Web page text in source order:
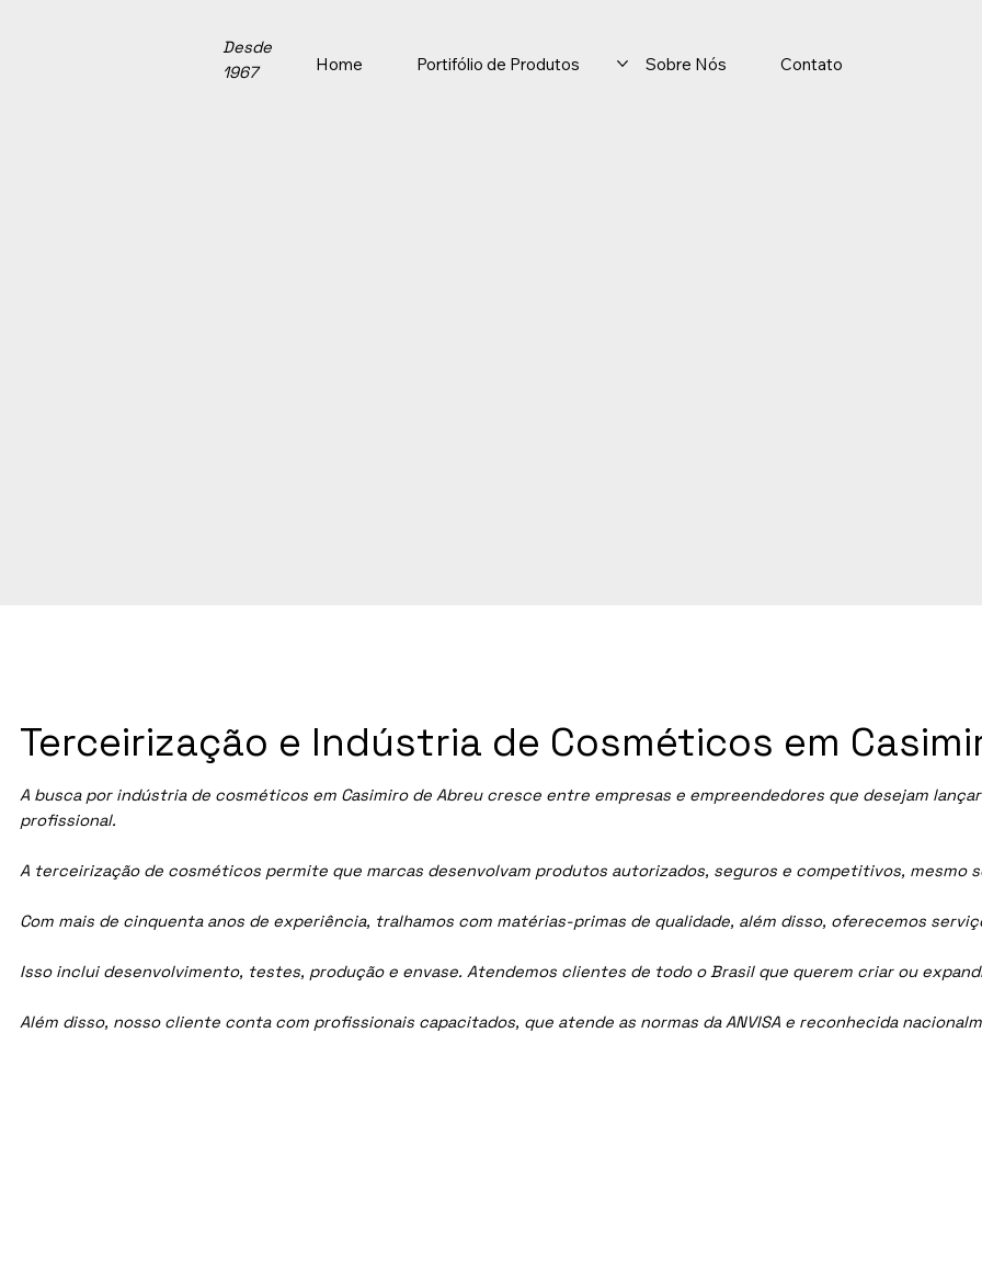
Home Portifólio de Produtos Sobre Nós Contato
Desde
1967
A busca por indústria de cosméticos em Casimiro de Abreu cresce entre empresas e empreendedores que desejam
profissional.
A terceirização de cosméticos permite que marcas desenvolvam produtos autorizados, seguros e competitivos, mesmo
Com mais de cinquenta anos de experiência, tralhamos com matérias-primas de qualidade, além disso, oferecemos
Isso inclui desenvolvimento, testes, produção e envase. Atendemos clientes de todo o Brasil que querem criar ou
Além disso, nosso cliente conta com profissionais capacitados, que atende as normas da ANVISA e reconhecida
Terceirização e Indústria de Cosméticos em